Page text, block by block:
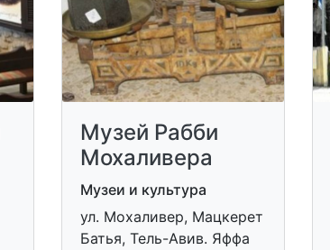
Музей Рабби
Мохаливера
Музеи и культура
ул. Мохаливер, Мацкерет
Батья, Тель-Авив. Яффа